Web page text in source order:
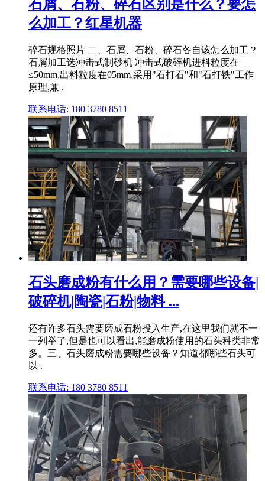
石屑、石粉、碎石区别是什么？要怎
么加工？红星机器
碎石规格照片 二、石屑、石粉、碎石各自该怎么加工？
石屑加工选冲击式制砂机 冲击式破碎机进料粒度在
≤50mm,出料粒度在05mm,采用"石打石"和"石打铁"工作
原理,兼 .
联系电话: 180 3780 8511
石头磨成粉有什么用？需要哪些设备|
破碎机|陶瓷|石粉|物料 ...
还有许多石头需要磨成石粉投入生产,在这里我们就不一
一列举了,但是也可以看出,能磨成粉使用的石头种类非常
多。三、石头磨成粉需要哪些设备？知道都哪些石头可
以 .
联系电话: 180 3780 8511